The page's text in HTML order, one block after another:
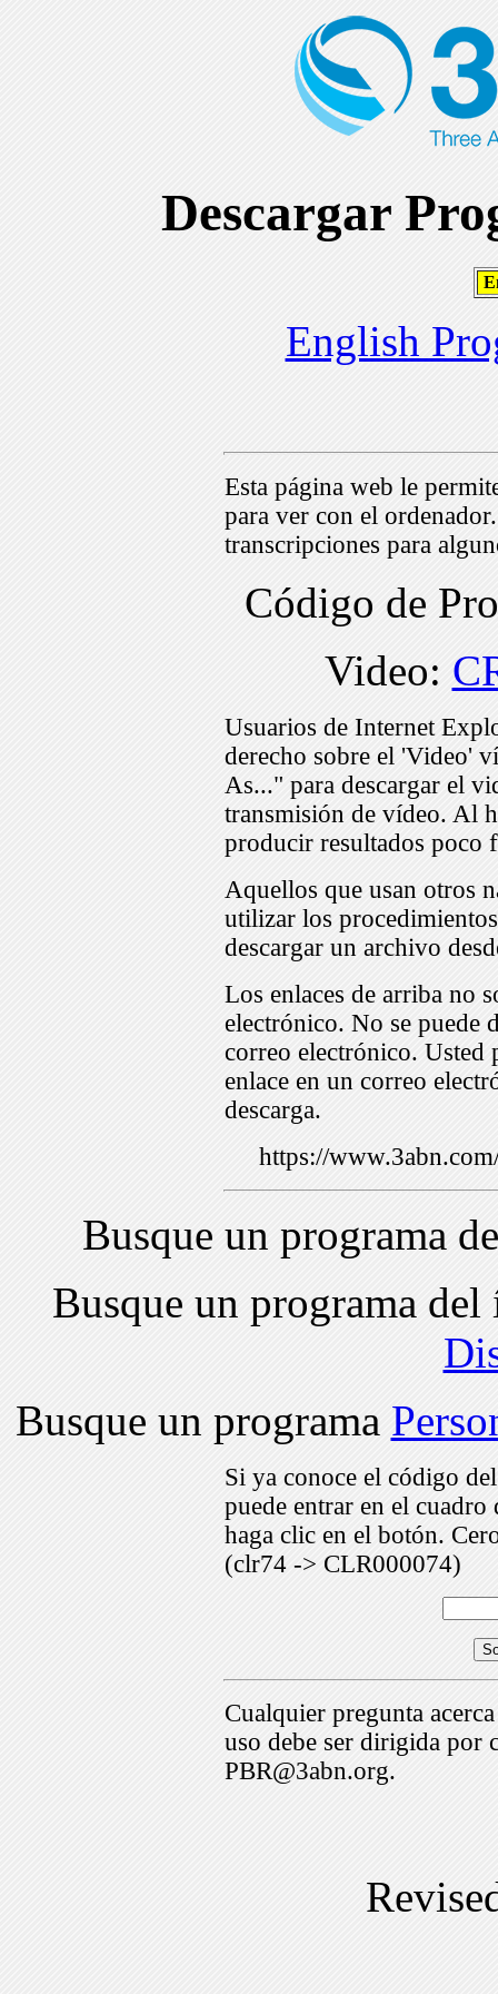
Descargar
English
Esta página web le
para ver con el
transcripciones para
Código de
Video:
Usuarios de Internet
derecho sobre el 'Video'
As..." para descargar el
transmisión de vídeo. Al
producir resultados poco
Aquellos que usan otros
utilizar los
descargar un archivo
Los enlaces de arriba no
electrónico. No se puede
correo electrónico. Usted
enlace en un correo
descarga.
https://
Busque un programa
Busque un programa
Busque un programa
Si ya conoce el código
puede entrar en el
haga clic en el botón.
(clr74 -> CLR000074)
Cualquier pregunta
uso debe ser dirigida por
PBR@3abn.org.